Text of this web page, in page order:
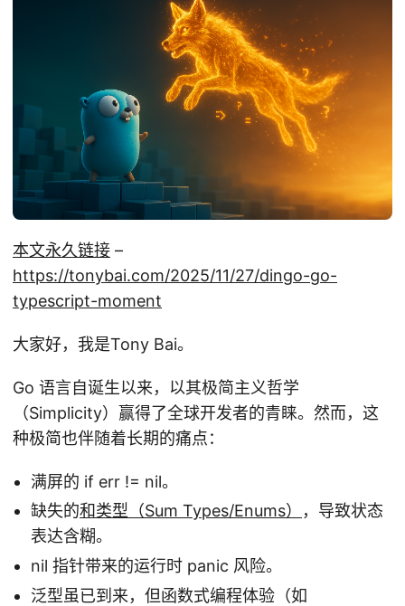
本文永久链接 –
https://tonybai.com/2025/11/27/dingo-go-
typescript-moment
大家好，我是Tony Bai。
Go 语言自诞生以来，以其极简主义哲学
（Simplicity）赢得了全球开发者的青睐。然而，这
种极简也伴随着长期的痛点：
满屏的 if err != nil。
缺失的和类型（Sum Types/Enums）
，导致状态
表达含糊。
nil 指针带来的运行时 panic 风险。
泛型虽已到来，但函数式编程体验（如